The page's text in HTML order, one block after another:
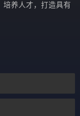
培养人才，打造具有